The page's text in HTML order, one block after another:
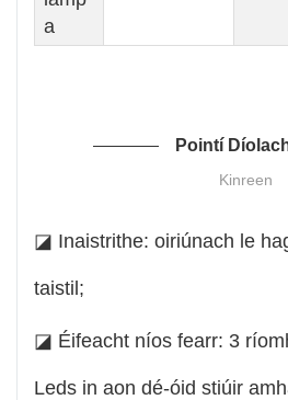
a
Pointí
Kinreen
◪ Inaistrithe: oiriúnach le
taistil;
◪ Éifeacht níos fearr: 3
Leds in aon dé-óid stiúir